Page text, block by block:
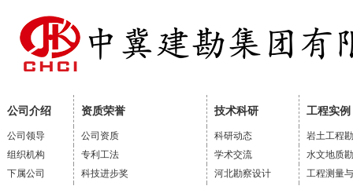
公司介绍 资质荣誉 技术科研 工程实例
公司领导 公司资质 科研动态
岩土工程
组织机构
专利工法 学术交流
水文地质
下属公司
科技进步奖 河北勘察设计
工程测量